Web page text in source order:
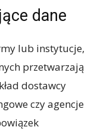
dane
lub instytucje,
przetwarzają
dostawcy
czy agencje